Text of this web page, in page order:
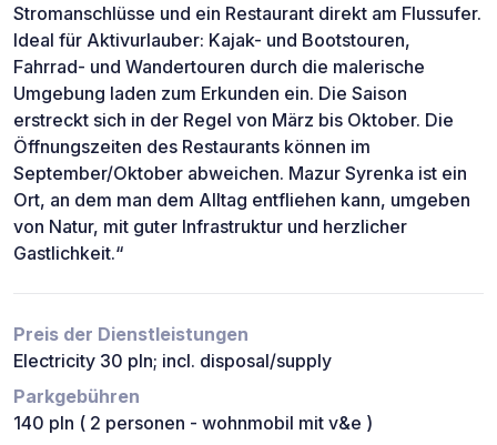
Stromanschlüsse und ein Restaurant direkt am Flussufer.
Ideal für Aktivurlauber: Kajak- und Bootstouren,
Fahrrad- und Wandertouren durch die malerische
Umgebung laden zum Erkunden ein. Die Saison
erstreckt sich in der Regel von März bis Oktober. Die
Öffnungszeiten des Restaurants können im
September/Oktober abweichen. Mazur Syrenka ist ein
Ort, an dem man dem Alltag entfliehen kann, umgeben
von Natur, mit guter Infrastruktur und herzlicher
Gastlichkeit.“
Preis der Dienstleistungen
Electricity 30 pln; incl. disposal/supply
Parkgebühren
140 pln ( 2 personen - wohnmobil mit v&e )